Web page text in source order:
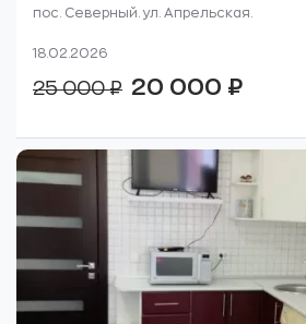
пос. Северный. ул. Апрельская.
18.02.2026
25 000₽
Первоначальная
цена
000 ₽.
20 000 ₽Текущая